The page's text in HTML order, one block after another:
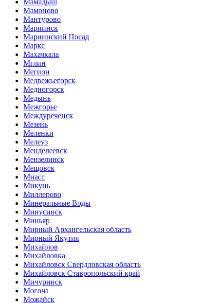
Мамадыш
Мамоново
Мантурово
Мариинск
Мариинский Посад
Маркс
Махачкала
Мглин
Мегион
Медвежьегорск
Медногорск
Медынь
Межгорье
Междуреченск
Мезень
Меленки
Мелеуз
Менделеевск
Мензелинск
Мещовск
Миасс
Микунь
Миллерово
Минеральные Воды
Минусинск
Миньяр
Мирный Архангельская область
Мирный Якутия
Михайлов
Михайловка
Михайловск Свердловская область
Михайловск Ставропольский край
Мичуринск
Могоча
Можайск